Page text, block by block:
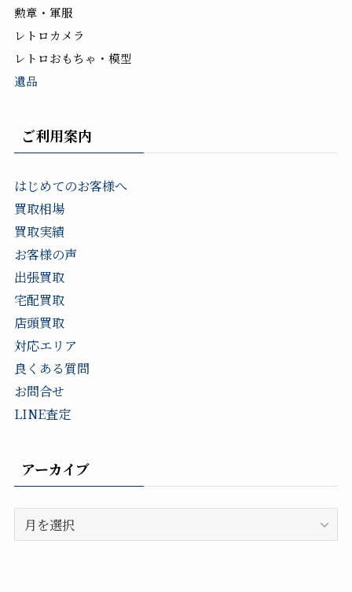
勲章・軍服
レトロカメラ
レトロおもちゃ・模型
遺品
ご利用案内
はじめてのお客様へ
買取相場
買取実績
お客様の声
出張買取
宅配買取
店頭買取
対応エリア
良くある質問
お問合せ
LINE査定
アーカイブ
ー